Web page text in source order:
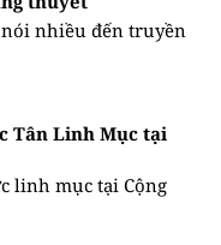
nói nhiều đến truyền
Tân Linh Mục tại
linh mục tại Cộng